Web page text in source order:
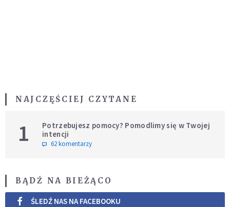
NAJCZĘŚCIEJ CZYTANE
1
Potrzebujesz pomocy? Pomodlimy się w Twojej
intencji
62 komentarzy
BĄDŹ NA BIEŻĄCO
ŚLEDŹ NAS NA FACEBOOKU